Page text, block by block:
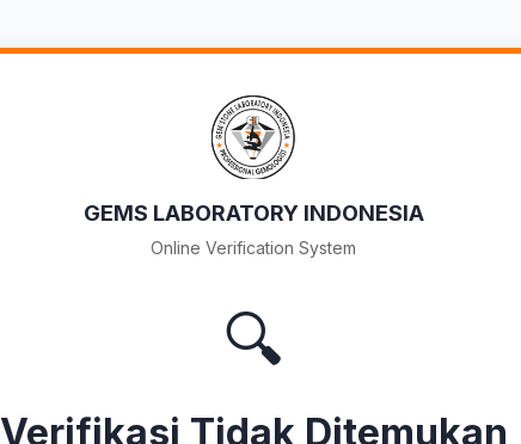
GEMS LABORATORY INDONESIA
Online Verification System
🔍
Verifikasi Tidak Ditemukan